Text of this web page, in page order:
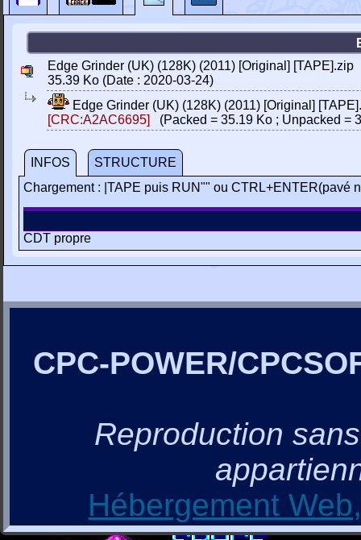
Edge Grinder (UK) (128K) (2011) [Original] [TAPE].zip
35.39 Ko (Date : 2020-03-24)
Edge Grinder (UK) (128K) (2011) [Original]
[CRC:A2AC6695]
(Packed = 35.19 Ko ; Unpacked =
INFOS
STRUCTURE
Chargement : |TAPE puis RUN"" ou CTRL+ENTER(pavé
CDT propre
CPC-POWER/
Reproduction
Hébergement